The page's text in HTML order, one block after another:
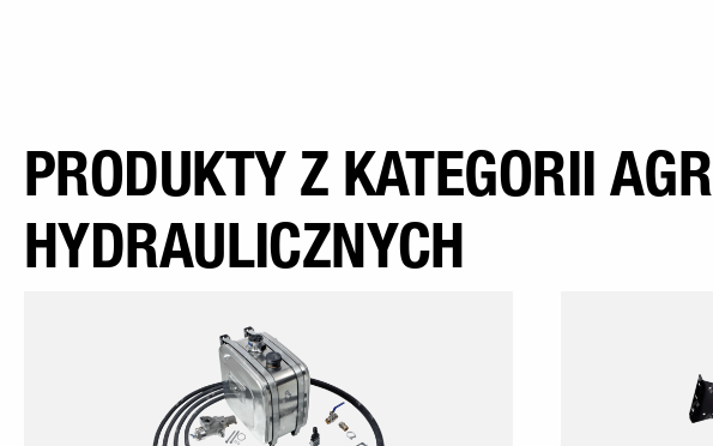
PRODUKTY Z KATEGORII
HYDRAULICZNYCH